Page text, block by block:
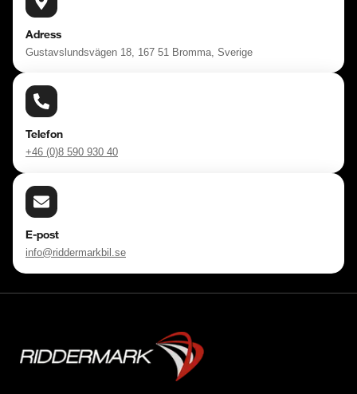
Adress
Gustavslundsvägen 18, 167 51 Bromma, Sverige
Telefon
+46 (0)8 590 930 40
E-post
info@riddermarkbil.se